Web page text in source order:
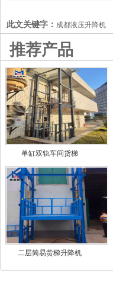
此文关键字： 成都液压升降机
推荐产品
单缸双轨车间货梯
二层简易货梯升降机